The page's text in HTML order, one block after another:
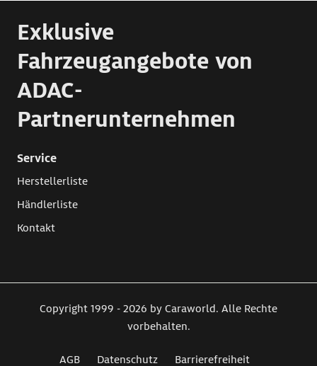
Exklusive
Fahrzeugangebote von
ADAC-
Partnerunternehmen
Service
Herstellerliste
Händlerliste
Kontakt
Copyright 1999 - 2026 by Caraworld. Alle Rechte
vorbehalten.
AGB Datenschutz Barrierefreiheit